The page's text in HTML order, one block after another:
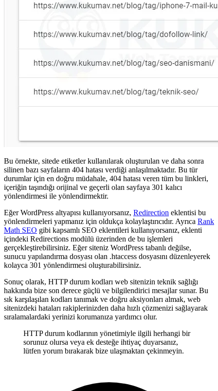
Bu örnekte, sitede etiketler kullanılarak oluşturulan ve daha sonra
silinen bazı sayfaların 404 hatası verdiği anlaşılmaktadır. Bu tür
durumlar için en doğru müdahale, 404 hatası veren tüm bu linkleri,
içeriğin taşındığı orijinal ve geçerli olan sayfaya 301 kalıcı
yönlendirmesi ile yönlendirmektir.
Eğer WordPress altyapısı kullanıyorsanız, Redirection eklentisi bu
yönlendirmeleri yapmanız için oldukça kolaylaştırıcıdır. Ayrıca Rank
Math SEO gibi kapsamlı SEO eklentileri kullanıyorsanız, eklenti
içindeki Redirections modülü üzerinden de bu işlemleri
gerçekleştirebilirsiniz. Eğer siteniz WordPress tabanlı değilse,
sunucu yapılandırma dosyası olan .htaccess dosyasını düzenleyerek
kolayca 301 yönlendirmesi oluşturabilirsiniz.
Sonuç olarak, HTTP durum kodları web sitenizin teknik sağlığı
hakkında bize son derece güçlü ve bilgilendirici mesajlar sunar. Bu
sık karşılaşılan kodları tanımak ve doğru aksiyonları almak, web
sitenizdeki hataları rakiplerinizden daha hızlı çözmenizi sağlayarak
sıralamalardaki yerinizi korumanıza yardımcı olur.
HTTP durum kodlarının yönetimiyle ilgili herhangi bir
sorunuz olursa veya ek desteğe ihtiyaç duyarsanız,
lütfen yorum bırakarak bize ulaşmaktan çekinmeyin.